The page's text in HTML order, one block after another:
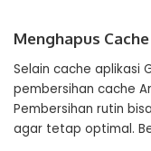
Menghapus
Selain cache aplikasi
pembersihan cache
Pembersihan rutin
agar tetap optimal.